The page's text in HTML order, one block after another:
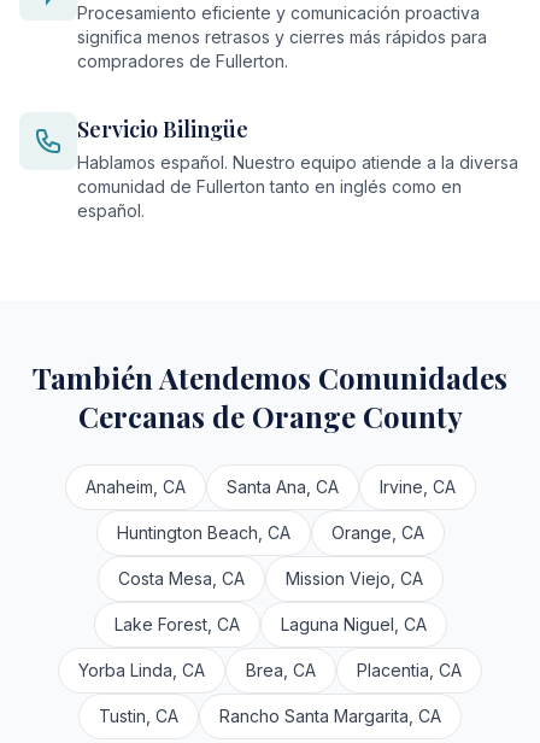
Procesamiento eficiente y comunicación proactiva
significa menos retrasos y cierres más rápidos para
compradores de Fullerton.
Servicio Bilingüe
Hablamos español. Nuestro equipo atiende a la diversa
comunidad de Fullerton tanto en inglés como en
español.
También Atendemos Comunidades
Cercanas de Orange County
Anaheim, CA Santa Ana, CA Irvine, CA
Huntington Beach, CA Orange, CA
Costa Mesa, CA Mission Viejo, CA
Lake Forest, CA Laguna Niguel, CA
Yorba Linda, CA Brea, CA Placentia, CA
Tustin, CA Rancho Santa Margarita, CA